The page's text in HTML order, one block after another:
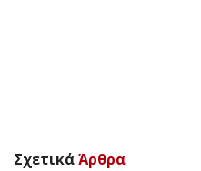
ΣχετικάΆρθρα